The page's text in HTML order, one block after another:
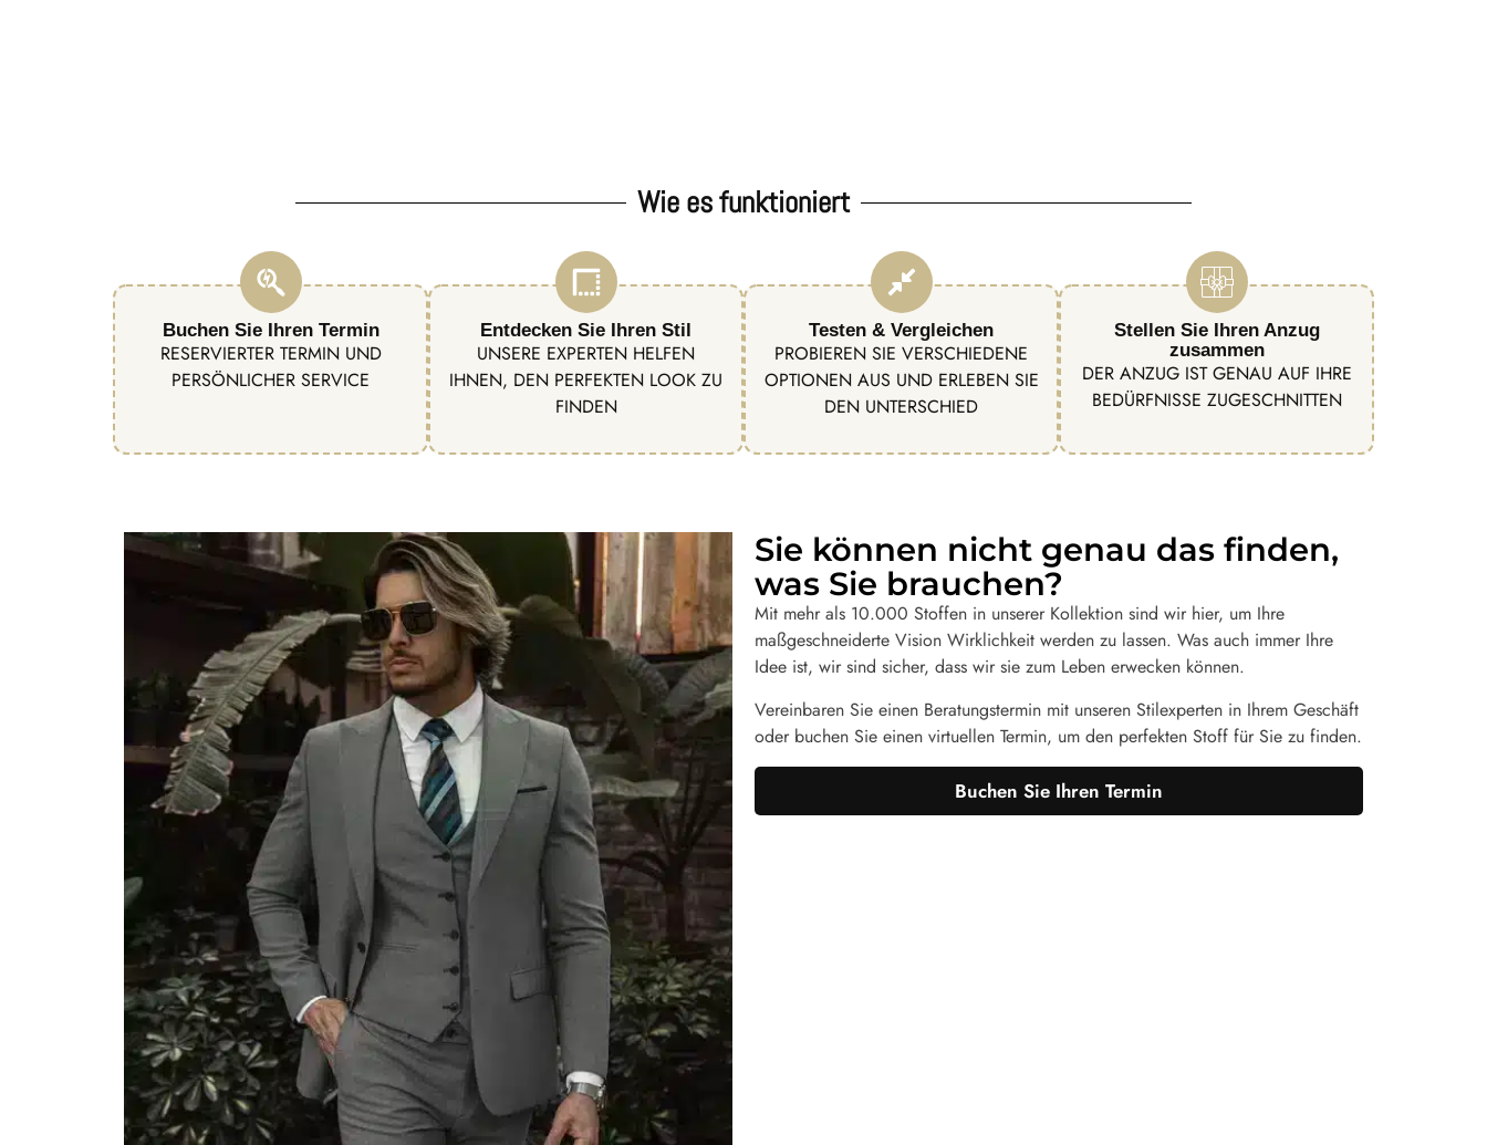
Wie es funktioniert
Buchen Sie Ihren Termin
RESERVIERTER TERMIN UND
PERSÖNLICHER SERVICE
Entdecken Sie Ihren Stil
UNSERE EXPERTEN HELFEN
IHNEN, DEN PERFEKTEN LOOK ZU
FINDEN
Testen & Vergleichen
PROBIEREN SIE VERSCHIEDENE
OPTIONEN AUS UND ERLEBEN SIE
DEN UNTERSCHIED
Stellen Sie Ihren Anzug
zusammen
DER ANZUG IST GENAU AUF IHRE
BEDÜRFNISSE ZUGESCHNITTEN
Sie können nicht genau das finden,
was Sie brauchen?
Mit mehr als 10.000 Stoffen in unserer Kollektion sind wir hier, um Ihre
maßgeschneiderte Vision Wirklichkeit werden zu lassen. Was auch immer Ihre
Idee ist, wir sind sicher, dass wir sie zum Leben erwecken können.
Vereinbaren Sie einen Beratungstermin mit unseren Stilexperten in Ihrem Geschäft
oder buchen Sie einen virtuellen Termin, um den perfekten Stoff für Sie zu finden.
Buchen Sie Ihren Termin